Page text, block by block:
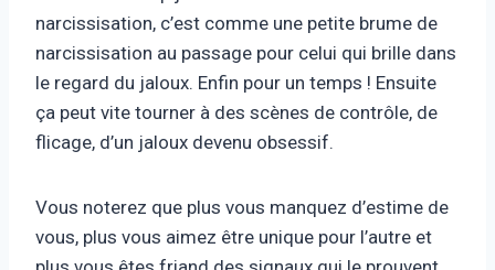
narcissisation, c’est comme une petite brume de
narcissisation au passage pour celui qui brille dans
le regard du jaloux. Enfin pour un temps ! Ensuite
ça peut vite tourner à des scènes de contrôle, de
flicage, d’un jaloux devenu obsessif.
Vous noterez que plus vous manquez d’estime de
vous, plus vous aimez être unique pour l’autre et